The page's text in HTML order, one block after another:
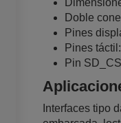
Doble
Pines
Pines
Pin
Interfaces tipo